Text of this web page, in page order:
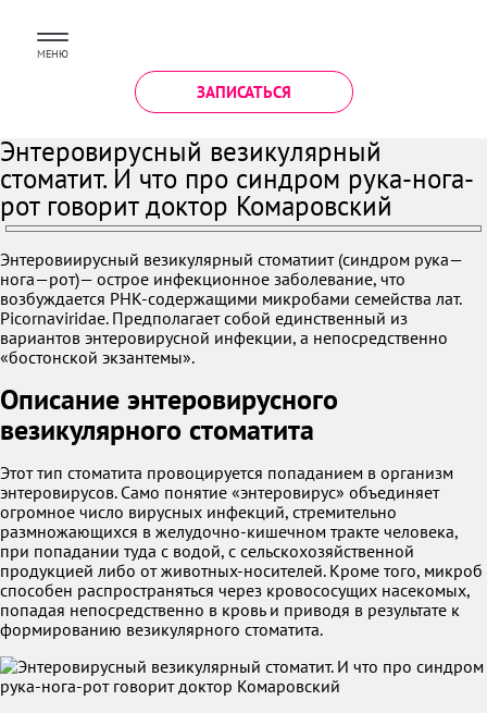
МЕНЮ
ЗАПИСАТЬСЯ
Энтеровирусный везикулярный
стоматит. И что про синдром рука-нога-
рот говорит доктор Комаровский
Энтеровиирусный везикулярный стоматиит (синдром рука—
нога—рот)— острое инфекционное заболевание, что
возбуждается РНК-содержащими микробами семейства лат.
Picornaviridae. Предполагает собой единственный из
вариантов энтеровирусной инфекции, а непосредственно
«бостонской экзантемы».
Описание энтеровирусного
везикулярного стоматита
Этот тип стоматита провоцируется попаданием в организм
энтеровирусов. Само понятие «энтеровирус» объединяет
огромное число вирусных инфекций, стремительно
размножающихся в желудочно-кишечном тракте человека,
при попадании туда с водой, с сельскохозяйственной
продукцией либо от животных-носителей. Кроме того, микроб
способен распространяться через кровососущих насекомых,
попадая непосредственно в кровь и приводя в результате к
формированию везикулярного стоматита.